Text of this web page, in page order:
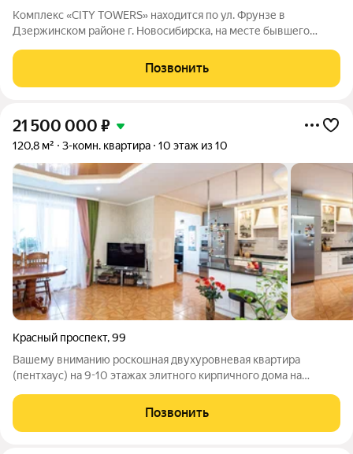
Комплекс «CITY TOWERS» находится по ул. Фрунзе в
Дзержинском районе г. Новосибирска, на месте бывшего
представляет замкнутую постройку из трех башен. Две башни
30 этажей и одна 25-этажная
Позвонить
21 500 000 ₽
120,8 м² 3-комн. квартира 10 этаж из 10
Красный проспект,99
Вашему вниманию роскошная двухуровневая квартира
(пентхаус) на 9-10 этажах элитного кирпичного дома на
обзором города на две стороны. О квартире и планировке:
Уникальное предложение на центральной
Позвонить